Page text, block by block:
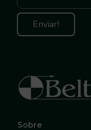
Sobre